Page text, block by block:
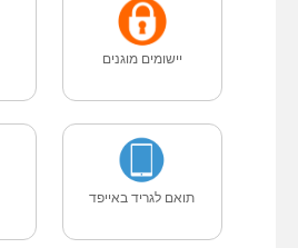
יישומים מוגנים
תואם לגריד באייפד